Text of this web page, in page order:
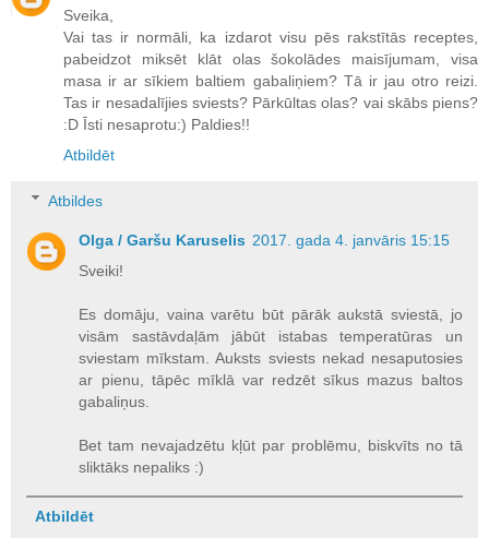
Sveika,
Vai tas ir normāli, ka izdarot visu pēs rakstītās receptes,
pabeidzot miksēt klāt olas šokolādes maisījumam, visa
masa ir ar sīkiem baltiem gabaliņiem? Tā ir jau otro reizi.
Tas ir nesadalījies sviests? Pārkūltas olas? vai skābs piens?
:D Īsti nesaprotu:) Paldies!!
Atbildēt
Atbildes
Olga / Garšu Karuselis 2017. gada 4. janvāris 15:15
Sveiki!
Es domāju, vaina varētu būt pārāk aukstā sviestā, jo
visām sastāvdaļām jābūt istabas temperatūras un
sviestam mīkstam. Auksts sviests nekad nesaputosies
ar pienu, tāpēc mīklā var redzēt sīkus mazus baltos
gabaliņus.
Bet tam nevajadzētu kļūt par problēmu, biskvīts no tā
sliktāks nepaliks :)
Atbildēt